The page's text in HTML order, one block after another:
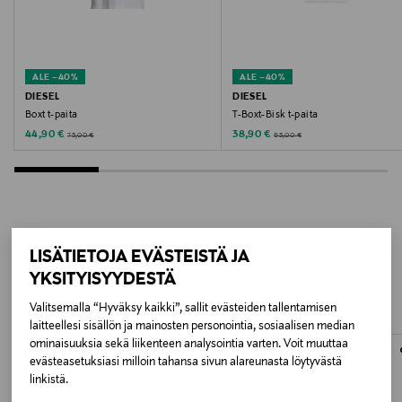
LISÄTIETOJA EVÄSTEISTÄ JA
YKSITYISYYDESTÄ
Valitsemalla “Hyväksy kaikki”, sallit evästeiden tallentamisen
laitteellesi sisällön ja mainosten personointia, sosiaalisen median
ominaisuuksia sekä liikenteen analysointia varten. Voit muuttaa
evästeasetuksiasi milloin tahansa sivun alareunasta löytyvästä
linkistä.
Bulgaria
Valmistajan tuotenumero
A20036-0EPCA-9ED
Valmistajan osoite
via dell’Industria 4/6, 36042 Breganze (VI), Italy
Digitaalinen osoite
customer_service_ne@diesel.com
ALE –40%
DIESEL
Boxt t-paita
Discounted Price
44,90 € Original Price
75,00 €
ALE –40%
DIESEL
T-Boxt-Bisk t-paita
Discounted Price
38,90 € Original Price
65,00 €
LISÄÄ KIINNOSTAVIA
TUOTTEITA
ONLINE EXCLUSIVE